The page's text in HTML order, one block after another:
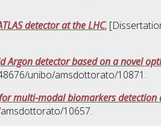
detector at the LHC,
detector based on a novel
unibo/amsdottorato/10871.
multi-modal biomarkers detection
10657.